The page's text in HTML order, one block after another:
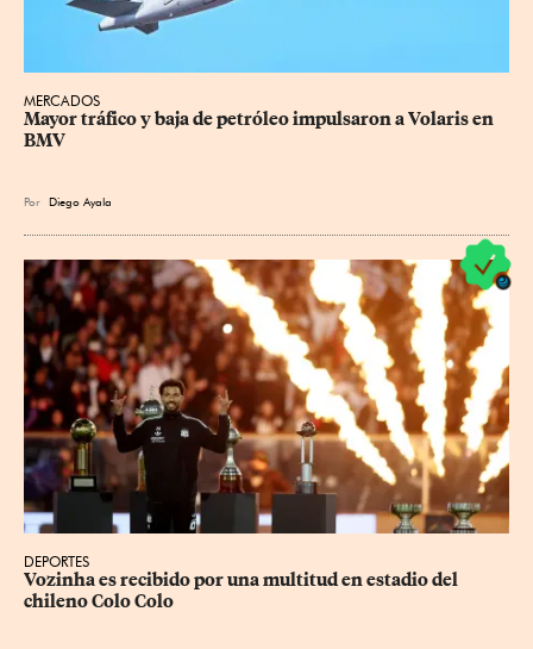
MERCADOS
Mayor tráfico y baja de petróleo impulsaron a Volaris en
BMV
Por Diego Ayala
DEPORTES
Vozinha es recibido por una multitud en estadio del
chileno Colo Colo